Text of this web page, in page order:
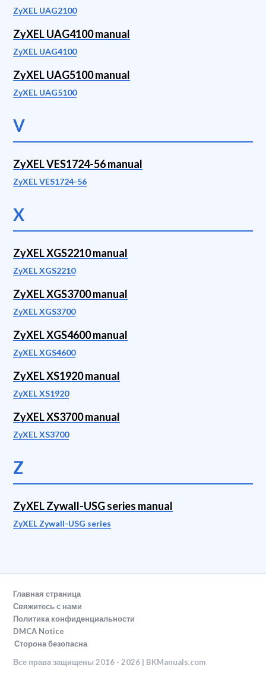
ZyXEL UAG2100
ZyXEL UAG4100 manual
ZyXEL UAG4100
ZyXEL UAG5100 manual
ZyXEL UAG5100
V
ZyXEL VES1724-56 manual
ZyXEL VES1724-56
X
ZyXEL XGS2210 manual
ZyXEL XGS2210
ZyXEL XGS3700 manual
ZyXEL XGS3700
ZyXEL XGS4600 manual
ZyXEL XGS4600
ZyXEL XS1920 manual
ZyXEL XS1920
ZyXEL XS3700 manual
ZyXEL XS3700
Z
ZyXEL Zywall-USG series manual
ZyXEL Zywall-USG series
Главная страница
Свяжитесь с нами
Политика конфиденциальности
DMCA Notice
Сторона безопасна
Все права защищены 2016 - 2026 | BKManuals.com